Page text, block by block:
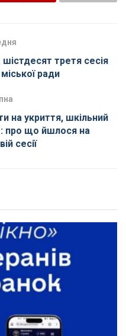
третя сесія
ради
на укриття, шкільний
про що йшлося на
сесії